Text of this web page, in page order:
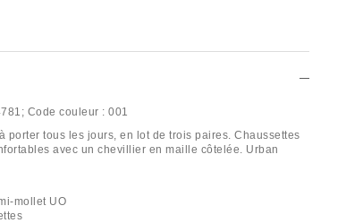
Code couleur : 001
porter tous les jours, en lot de trois paires. Chaussettes
avec un chevillier en maille côtelée. Urban
mollet UO